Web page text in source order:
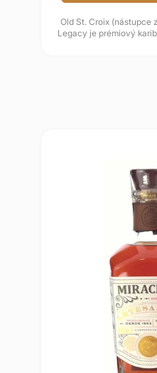
Old St. Croix (nástupce
Legacy je prémiový